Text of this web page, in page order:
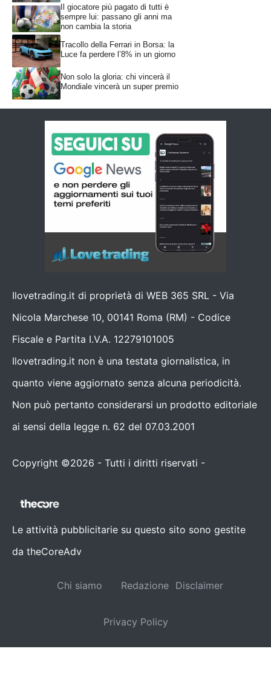
Il giocatore più pagato di tutti è
sempre lui: passano gli anni ma
non cambia la storia
Tracollo della Ferrari in Borsa: la
Luce fa perdere l’8% in un giorno
Non solo la gloria: chi vincerà il
Mondiale vincerà un super premio
Ilovetrading.it di proprietà di WEB 365 SRL - Via
Nicola Marchese 10, 00141 Roma (RM) - Codice
Fiscale e Partita I.V.A. 12279101005
Ilovetrading.it non è una testata giornalistica, in
quanto viene aggiornato senza alcuna periodicità.
Non può pertanto considerarsi un prodotto editoriale
ai sensi della legge n. 62 del 07.03.2001
Copyright ©2026 - Tutti i diritti riservati -
Le attività pubblicitarie su questo sito sono gestite
da theCoreAdv
Chi siamo Redazione Disclaimer
Privacy Policy